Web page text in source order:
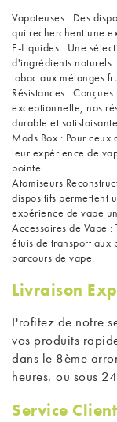
Vapoteuses : Des
qui recherchent une
E-Liquides : Une
d'ingrédients naturels.
tabac aux mélanges
Résistances :
exceptionnelle, nos
durable et
Mods Box : Pour ceux
leur expérience de
pointe.
Atomiseurs
dispositifs permettent
expérience de vape
Accessoires de Vape :
étuis de transport aux
parcours de vape.
Livraison
Profitez de notre
vos produits
dans le 8ème
heures, ou sous
Service